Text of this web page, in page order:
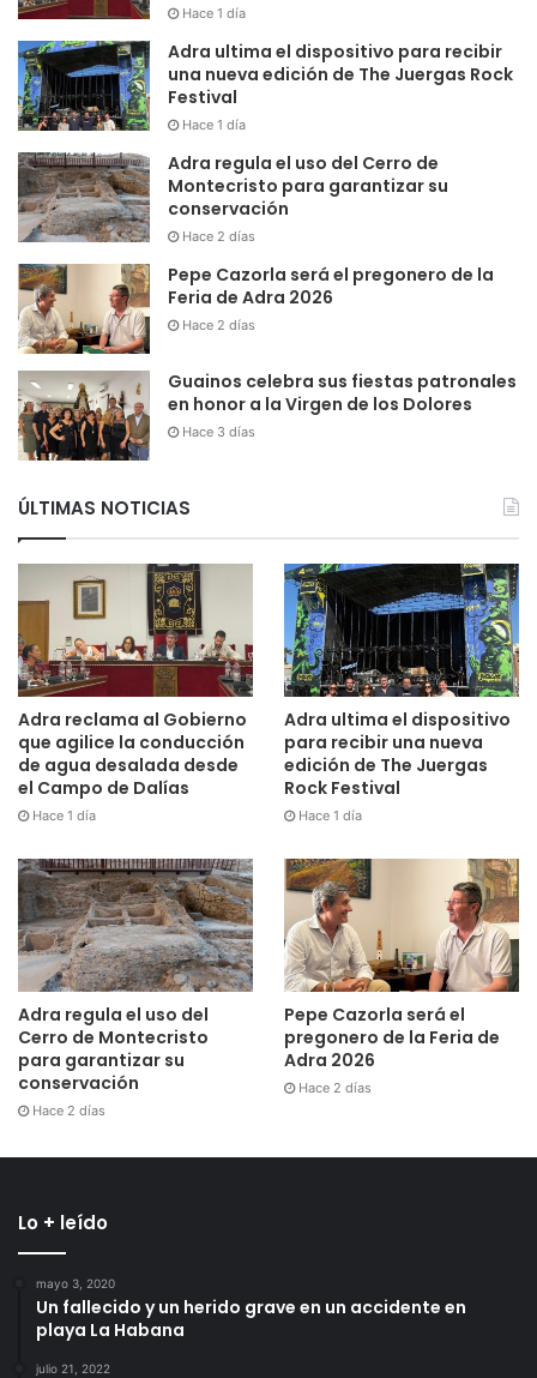
Hace 1 día
Adra ultima el dispositivo para recibir
una nueva edición de The Juergas Rock
Festival
Hace 1 día
Adra regula el uso del Cerro de
Montecristo para garantizar su
conservación
Hace 2 días
Pepe Cazorla será el pregonero de la
Feria de Adra 2026
Hace 2 días
Guainos celebra sus fiestas patronales
en honor a la Virgen de los Dolores
Hace 3 días
ÚLTIMAS NOTICIAS
Adra reclama al Gobierno
que agilice la conducción
de agua desalada desde
el Campo de Dalías
Hace 1 día
Adra ultima el dispositivo
para recibir una nueva
edición de The Juergas
Rock Festival
Hace 1 día
Adra regula el uso del
Cerro de Montecristo
para garantizar su
conservación
Hace 2 días
Pepe Cazorla será el
pregonero de la Feria de
Adra 2026
Hace 2 días
Lo + leído
mayo 3, 2020
Un fallecido y un herido grave en un accidente en
playa La Habana
julio 21, 2022